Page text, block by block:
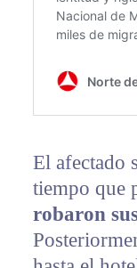
El afectado
tiempo que
robaron